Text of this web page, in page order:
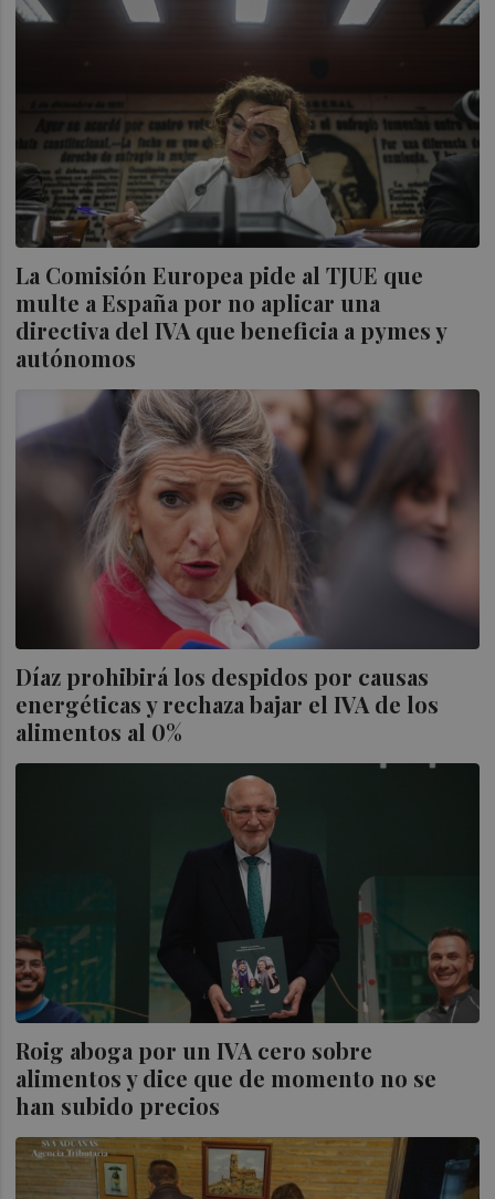
La Comisión Europea pide al TJUE que
multe a España por no aplicar una
directiva del IVA que beneficia a pymes y
autónomos
Díaz prohibirá los despidos por causas
energéticas y rechaza bajar el IVA de los
alimentos al 0%
Roig aboga por un IVA cero sobre
alimentos y dice que de momento no se
han subido precios